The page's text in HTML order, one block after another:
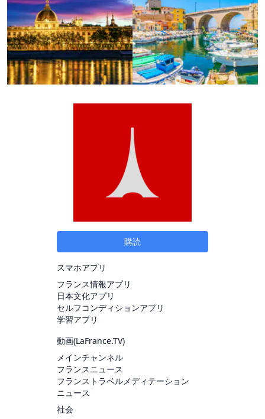
購読
スマホアプリ
フランス情報アプリ
日本文化アプリ
セルフコンディションアプリ
学習アプリ
動画(LaFrance.TV)
メインチャンネル
フランスニュース
フランストラベルメディテーション
ニュース
社会